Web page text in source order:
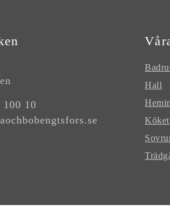
100 10
Hall
Köket